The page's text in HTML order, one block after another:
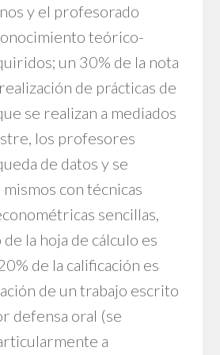
y el profesorado
teórico-
un 30% de la nota
de prácticas de
se realizan a mediados
los profesores
de datos y se
con técnicas
sencillas,
la hoja de cálculo es
de la calificación es
de un trabajo escrito
defensa oral (se
a